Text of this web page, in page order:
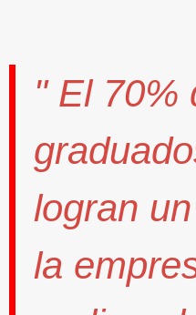
" El 70%
logran
la